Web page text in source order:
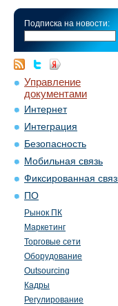
Подписка на новости:
Управление
документами
Интернет
Интеграция
Безопасность
Мобильная связь
Фиксированная
ПО
Рынок ПК
Маркетинг
Торговые сети
Оборудование
Outsourcing
Кадры
Регулирование